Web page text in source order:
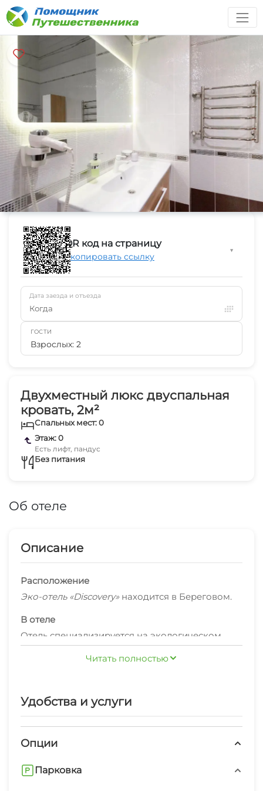
Двухместный люкс двуспальная
кровать, 2м²
Спальных мест: 0
Этаж: 0
Есть лифт, пандус
Без питания
Об отеле
Описание
Расположение
Эко-отель «Discovery» находится в Береговом.
В отеле
Отель специализируется на экологическом
На территории эко-отеля есть бассейн под
хаммамом и травяной сауной, релакс-зона,
детской игровой комнате — большой
В распоряжении гостей есть площадка с видом
Читать полностью
Удобства и услуги
Опции
Парковка
QR код на страницу
Скопировать ссылку
▼
Дата заезда и отъезда
Когда
ГОСТИ
Взрослых: 2